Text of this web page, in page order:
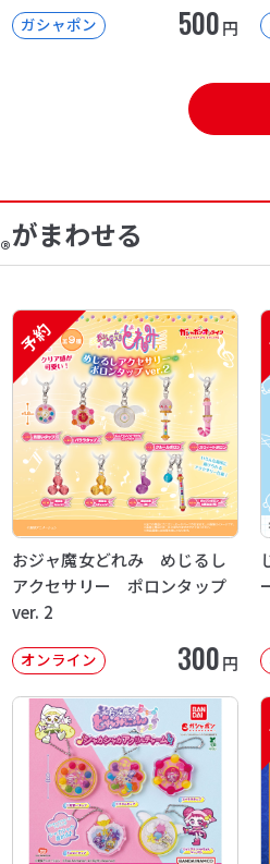
ガシャポン 500円
®がまわせる
予約
おジャ魔女どれみ めじるし
アクセサリー ポロンタップ
ver. 2
オンライン 300円